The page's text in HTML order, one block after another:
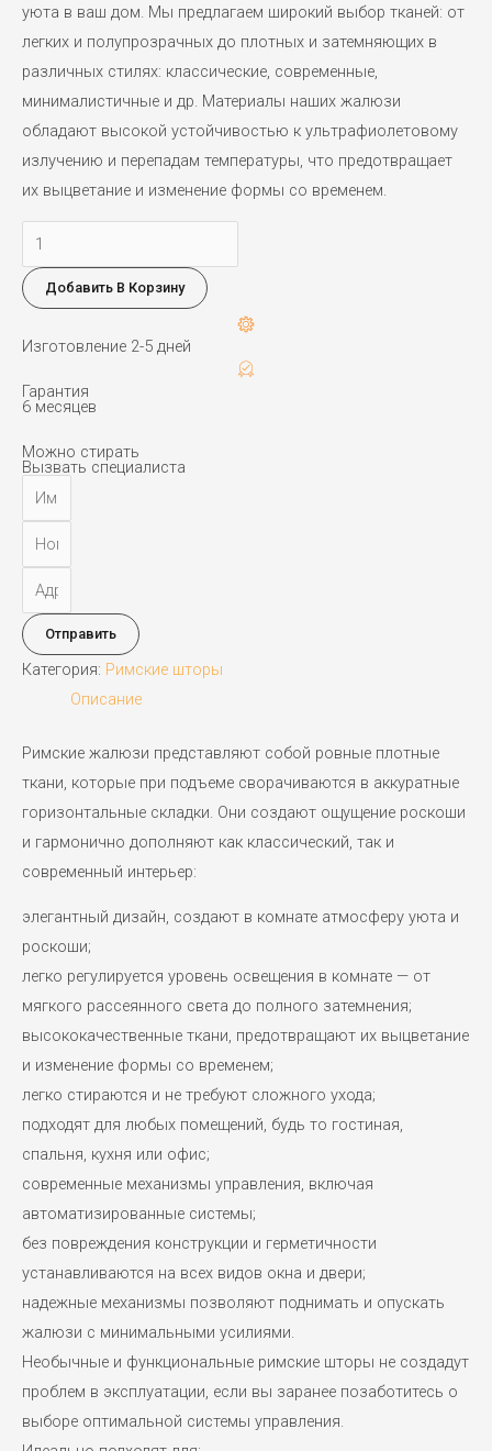
уюта в ваш дом. Мы предлагаем широкий выбор тканей: от
легких и полупрозрачных до плотных и затемняющих в
различных стилях: классические, современные,
минималистичные и др. Материалы наших жалюзи
обладают высокой устойчивостью к ультрафиолетовому
излучению и перепадам температуры, что предотвращает
их выцветание и изменение формы со временем.
Количество
товара
NATURA
Добавить В Корзину
Изготовление 2-5 дней
Гарантия
6 месяцев
Можно стирать
Вызвать специалиста
Отправить
Категория: Римские шторы
Описание
Римские жалюзи представляют собой ровные плотные
ткани, которые при подъеме сворачиваются в аккуратные
горизонтальные складки. Они создают ощущение роскоши
и гармонично дополняют как классический, так и
современный интерьер:
элегантный дизайн, создают в комнате атмосферу уюта и
роскоши;
легко регулируется уровень освещения в комнате — от
мягкого рассеянного света до полного затемнения;
высококачественные ткани, предотвращают их выцветание
и изменение формы со временем;
легко стираются и не требуют сложного ухода;
подходят для любых помещений, будь то гостиная,
спальня, кухня или офис;
современные механизмы управления, включая
автоматизированные системы;
без повреждения конструкции и герметичности
устанавливаются на всех видов окна и двери;
надежные механизмы позволяют поднимать и опускать
жалюзи с минимальными усилиями.
Необычные и функциональные римские шторы не создадут
проблем в эксплуатации, если вы заранее позаботитесь о
выборе оптимальной системы управления.